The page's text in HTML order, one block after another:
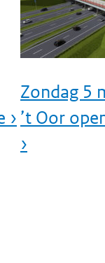
›
Zondag 5
’t Oor
›